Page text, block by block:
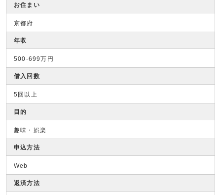
お住まい
京都府
年収
500-699万円
借入回数
5回以上
目的
趣味・娯楽
申込方法
Web
返済方法